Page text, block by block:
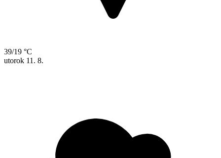
39/19 °C
utorok 11. 8.